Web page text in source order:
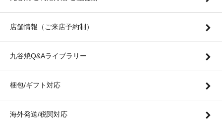
店舗情報（ご来店予約制）
九谷焼Q&Aライブラリー
梱包/ギフト対応
海外発送/税関対応